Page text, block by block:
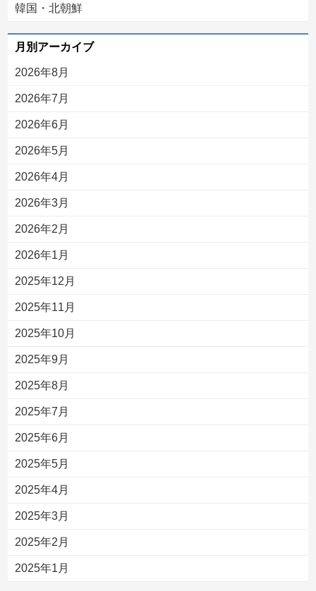
韓国・北朝鮮
月別アーカイブ
2026年8月
2026年7月
2026年6月
2026年5月
2026年4月
2026年3月
2026年2月
2026年1月
2025年12月
2025年11月
2025年10月
2025年9月
2025年8月
2025年7月
2025年6月
2025年5月
2025年4月
2025年3月
2025年2月
2025年1月